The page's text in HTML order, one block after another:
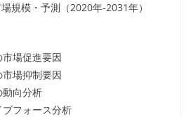
規模・予測（2020年-2031年）
場促進要因
場抑制要因
向分析
フォース分析